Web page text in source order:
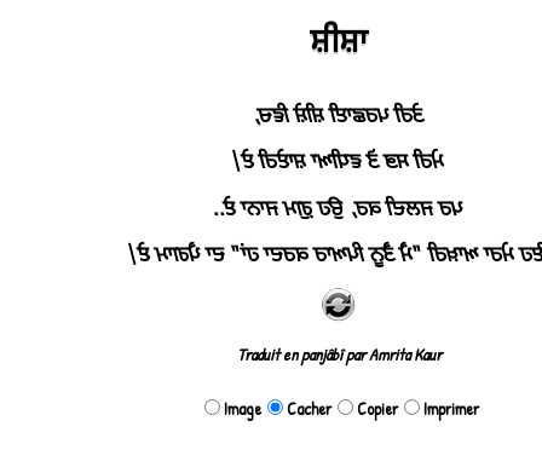
ਸ਼ੀਸ਼ਾ
ਤੇਰੀ ਪਰਛਾਈ ਸ਼ੀਸ਼ੇ ਵਿਚ,
ਮੇਰੀ ਸਭ ਤੋ ਵਧੀਆ ਸ਼ਾਏਰੀ ਏ|
ਪਰ ਜਲਦੀ ਕਰ, ਉਹ ਗ਼ੁਮ ਜਾਨਾ ਏ..
ਇਹ ਮੇਰਾ ਆਖ਼ਰੀ "ਮੈ ਤੈਨੂ ਪਿਆਰ ਕਰਦਾ ਹਾਂ" ਦਾ ਪੈਗਾਮ
Traduit en panjâbî par Amrita Kaur
Image Cacher Copier Imprimer